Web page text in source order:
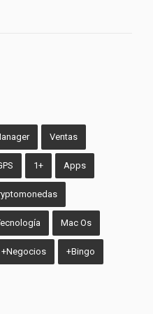
Ventas
1+ Apps
Mac Os
+Negocios +Bingo